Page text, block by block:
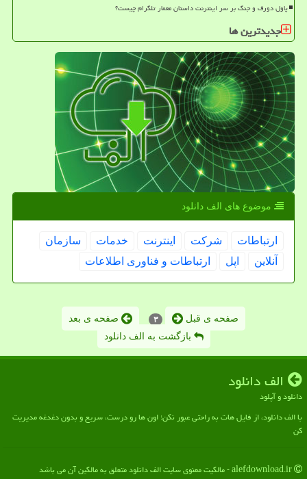
پاول دورف و جنگ بر سر اینترنت داستان معمار تلگرام چیست؟
جدیدترین ها
موضوع های الف دانلود
ارتباطات شركت اینترنت خدمات
سازمان
آنلاین
اپل ارتباطات و فناوری اطلاعات
صفحه ی قبل ۳
صفحه ی بعد
بازگشت به الف دانلود
الف دانلود
دانلود و آپلود
با الف دانلود، از فایل هات به راحتی عبور نکن؛ اون ها رو درست، سریع و بدون دغدغه مدیریت
کن